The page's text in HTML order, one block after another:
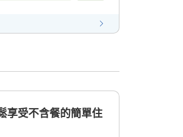
享受不含餐的簡單住